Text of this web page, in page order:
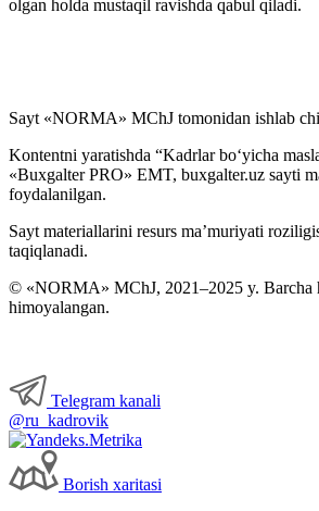
olgan holda mustaqil ravishda qabul qiladi.
Sayt «NORMA» MChJ tomonidan ishlab
Kontentni yaratishda “Kadrlar boʻyicha
«Buxgalter PRO» EMT, buxgalter.uz sayti
foydalanilgan.
Sayt materiallarini resurs ma’muriyati
taqiqlanadi.
© «NORMA» MChJ, 2021–2025 y. Barcha
himoyalangan.
Telegram kanali
@ru_kadrovik
Borish хaritasi